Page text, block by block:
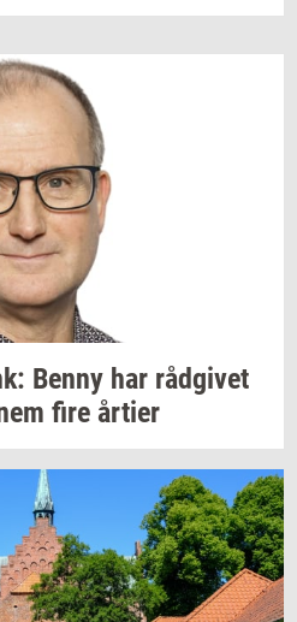
Benny har rå­d­gi­vet
fire år­ti­er